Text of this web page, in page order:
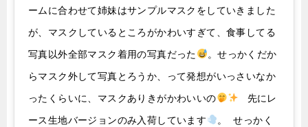
ームに合わせて姉妹はサンプルマスクをしていきました
が、マスクしているところがかわいすぎて、食事してる
写真以外全部マスク着用の写真だった
。せっかくだか
らマスク外して写真とろうか、って発想がいっさいなか
ったくらいに、マスクありきがかわいいの
先にレ
ース生地バージョンのみ入荷しています
。 せっかく